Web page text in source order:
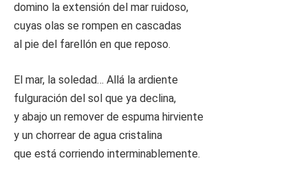
domino la extensión del mar ruidoso,
cuyas olas se rompen en cascadas
al pie del farellón en que reposo.
El mar, la soledad… Allá la ardiente
fulguración del sol que ya declina,
y abajo un remover de espuma hirviente
y un chorrear de agua cristalina
que está corriendo interminablemente.